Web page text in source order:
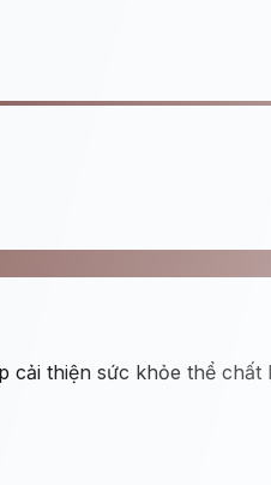
cải thiện sức khỏe thể chất